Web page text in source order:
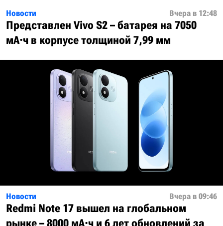
Новости Вчера в 12:48
Представлен Vivo S2 – батарея на 7050
мА·ч в корпусе толщиной 7,99 мм
Новости Вчера в 09:46
Redmi Note 17 вышел на глобальном
рынке – 8000 мА·ч и 6 лет обновлений за